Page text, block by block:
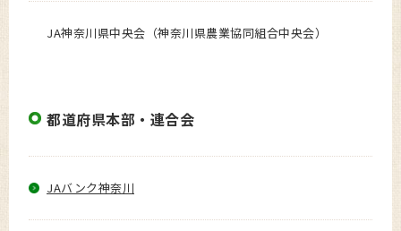
JA神奈川県中央会（神奈川県農業協同組合中央会）
都道府県本部・連合会
JAバンク神奈川